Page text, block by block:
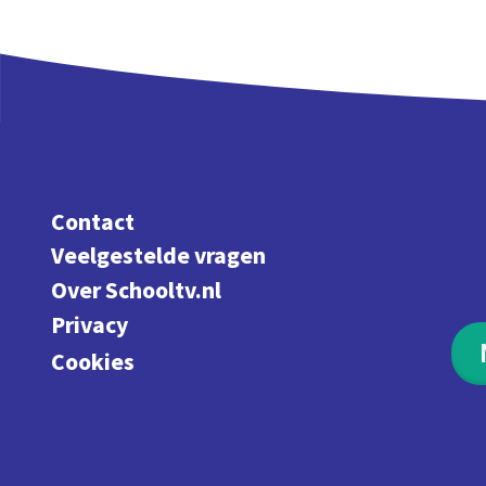
Contact
Veelgestelde vragen
Over Schooltv.nl
Privacy
Cookies